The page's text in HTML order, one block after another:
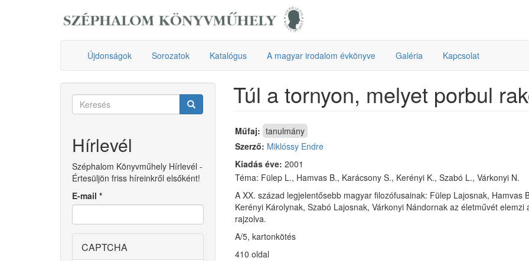
Újdonságok Sorozatok Katalógus A magyar irodalom évkönyve Galéria Kapcsolat
Keresés
Hírlevél
Széphalom Könyvműhely Hírlevél -
Értesüljön friss híreinkről elsőként!
E-mail *
CAPTCHA
Túl a tornyon, melyet porbul
Műfaj: tanulmány
Szerző: Miklóssy Endre
Kiadás éve: 2001
Téma: Fülep L., Hamvas B., Karácsony S., Kerényi K., Szabó L., Várkonyi N.
A XX. század legjelentősebb magyar filozófusainak: Fülep Lajosnak, Hamvas
Kerényi Károlynak, Szabó Lajosnak, Várkonyi Nándornak az életművét elemzi
rajzolva.
A/5, kartonkötés
410 oldal